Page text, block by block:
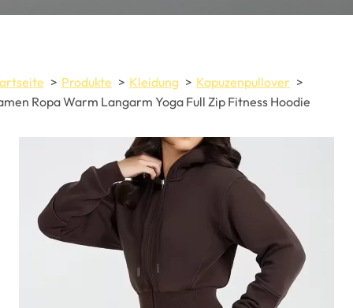
Produkte Kleidung
Kapuzenpullover
Ropa Warm Langarm Yoga Full Zip Fitness Hoodie